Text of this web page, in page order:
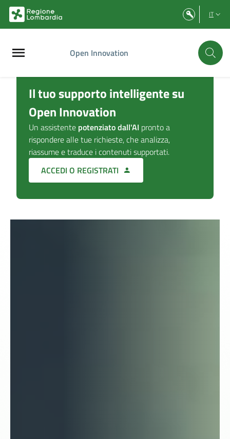
Vai al contenuto principale
Vai al footer IT
Open Innovation
Il tuo supporto intelligente su
Open Innovation
Un assistente potenziato dall'AI pronto a
rispondere alle tue richieste, che analizza,
riassume e traduce i contenuti supportati.
ACCEDI O REGISTRATI